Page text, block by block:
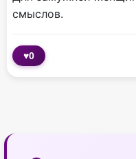
смыслов.
♥0